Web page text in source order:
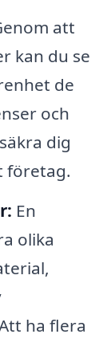
att
kan du se
de
och
dig
företag.
En
olika
ha flera